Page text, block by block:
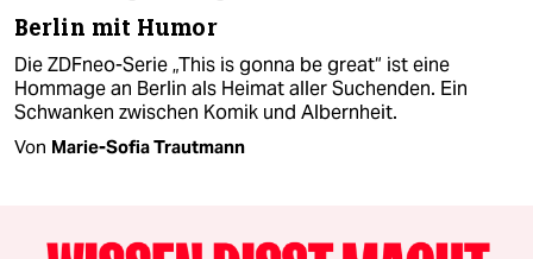
Berlin mit Humor
Die ZDFneo-Serie „This is gonna be great“ ist eine
Hommage an Berlin als Heimat aller Suchenden. Ein
Schwanken zwischen Komik und Albernheit.
Von Marie-Sofia Trautmann